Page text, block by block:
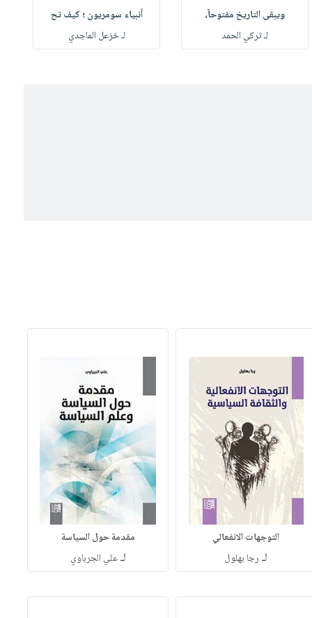
ويبقى التاريخ مفتوحاً،
لـ تركي الحمد
أنبياء سومريون ؛ كيف تح
لـ خزعل الماجدي
التوجهات الانفعالي
لـ رجا بهلول
مقدمة حول السياسة
لـعلي الجرباوي